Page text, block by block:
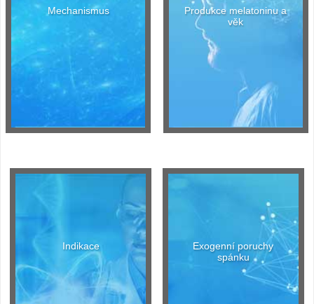
Mechanismus
Produkce melatoninu a
věk
Indikace
Exogenní poruchy
spánku